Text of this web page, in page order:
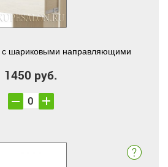
шариковыми направляющими
1450 руб.